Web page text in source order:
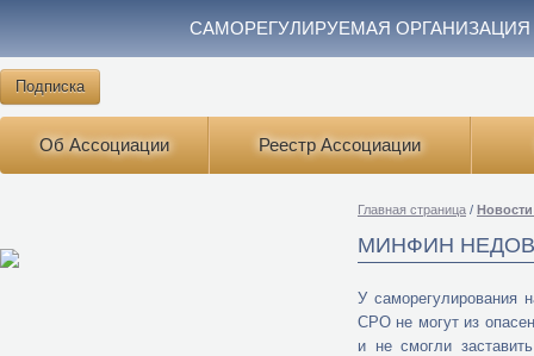
САМОРЕГУЛИРУЕМАЯ
Подписка
Об Ассоциации Реестр Ассоциации
Главная страница /
МИНФИН
У саморегулирования
СРО не могут из
и не смогли